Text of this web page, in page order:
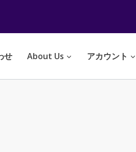
せ About Us アカウント